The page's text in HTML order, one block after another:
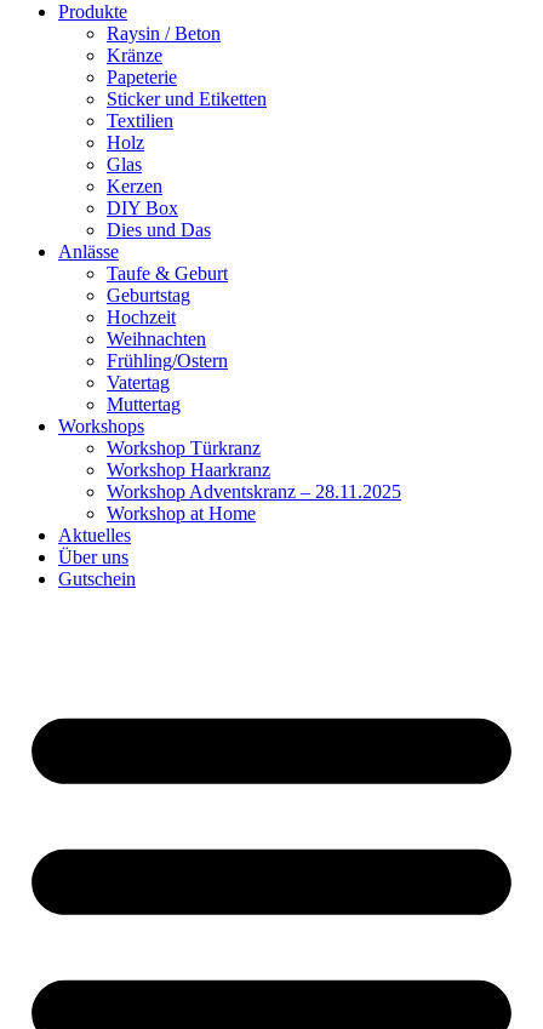
Produkte
Raysin / Beton
Kränze
Papeterie
Sticker und Etiketten
Textilien
Holz
Glas
Kerzen
DIY Box
Dies und Das
Anlässe
Taufe & Geburt
Geburtstag
Hochzeit
Weihnachten
Frühling/Ostern
Vatertag
Muttertag
Workshops
Workshop Türkranz
Workshop Haarkranz
Workshop Adventskranz – 28.11.2025
Workshop at Home
Aktuelles
Über uns
Gutschein